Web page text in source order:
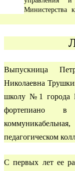
Министерства
Выпускница
Николаевна
школу №1 города
фортепиано в
педагогическом
С первых лет ее